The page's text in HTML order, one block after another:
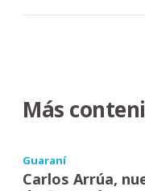
Más
Guaraní
Carlos Arrúa,